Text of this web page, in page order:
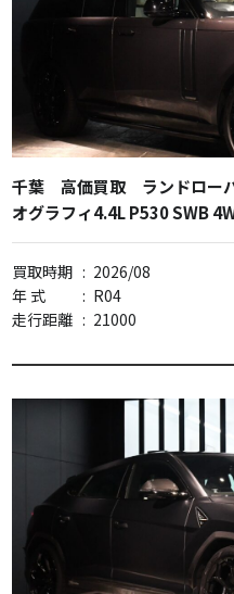
千葉 高価買取 ランドローバ
オグラフィ4.4L P530 SWB
買取時期 : 2026/08
年 式
: R04
走行距離 : 21000